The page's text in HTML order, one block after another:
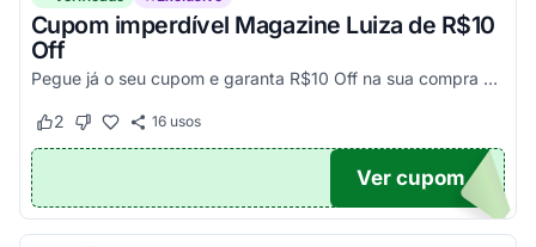
Cupom imperdível Magazine Luiza de R$10
Off
Pegue já o seu cupom e garanta R$10 Off na sua compra acima de R$500,00
Este cupom funcionou
2 Este cupom não funcionou
16usos
UPOM
Ver cupom